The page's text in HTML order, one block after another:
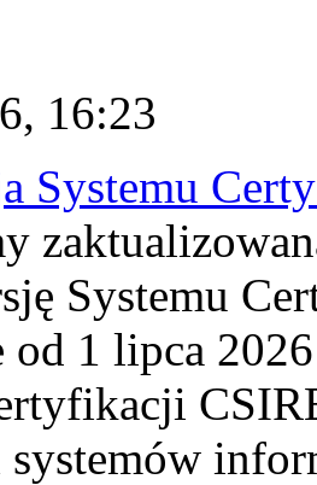
16:23
Systemu
Systemu
od 1 lipca